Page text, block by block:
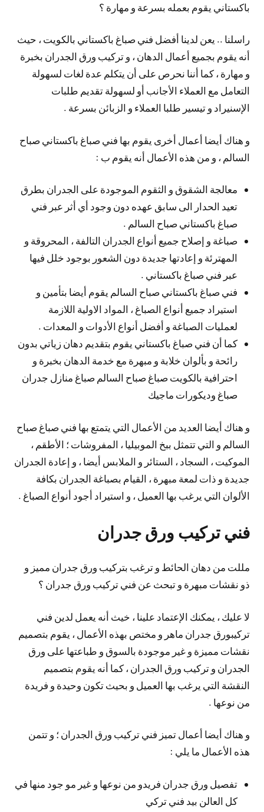
باكستاني يقوم بعمله بسرعة و مهارة ؟
راسلنا .. يعن لدينا أفضل فني صباغ باكستاني بالكويت ، حيث
أنه يقوم بجميع أعمال الدهان ، و تركيب ورق الجدران بخبرة
و مهارة ، كما أننا نحرص على أن يتكلم عدة لغات لسهولة
التعامل مع العملاء الأجانب أو لسهولة تقديم طلبات
الإسنيراد و تيسير طلبا العملاء و الزبائن بسرعة .
و هناك أيضا أعمال أخرى يقوم بها فني صباغ باكستاني صباح
السالم ، و من هذه الأعمال أنه يقوم ب :
معالجة الشقوق و الثقوم الموجودة على الجدران بطرق
تعيد الحدار الى سابق عهده دون وجود أي أثر عبر فني
صباغ باكستاني صباح السالم .
صباغة و إصلاح جميع أنواع الجدران التالفة ، المحروقة و
المهترئة و إعادتها جديدة دون الشعور بوجود خلل فيها
عبر فني صباغ باكستاني .
فني صباغ باكستاني صباح السالم يقوم أيضا بتأمين و
استيراد جميع أنواع الصباغ ، المواد الاولية اللازمة
لعمليات الصباغة و أفضل أنواع الأدوات و المعدات .
كما أن فني صباغ باكستاني يقوم بتقديم دهان زياتي بدون
رائحة و بألوان خلابة و مبهرة مع خدمة الدهان بخبرة و
احترافية بالكويت صباغ صباح السالم صباغ منازل جدران
صباغ وديكورات ماجيك
و هناك أيضا العديد من الأعمال التي يتمتع بها فني صباغ صباح
السالم و التي تتمثل ببخ الموبيليا ، المفروشات ؛ الأطقم ،
الموكيت ، السجاد ، الستائر و الملابس أيضا ، و إعادة الجدران
جديدة و ذات لمعة مبهرة ، القيام بصباغة الجدران بكافة
الألوان التي يرغب بها العميل ، و استيراد أجود أنواع الصباغ .
فني تركيب ورق جدران
مللت من دهان الحائط و ترغب بتركيب ورق جدران مميز و
ذو نقشات مبهرة و تبحث عن فني تركيب ورق جدران ؟
لا عليك ، يمكنك الإعتماد علينا ، خيث أنه يعمل لدين فني
تركيبورق جدران ماهر و مختص بهذه الأعمال ، يقوم بتصميم
نقشات مميزة و غير موجودة بالسوق و طباعتها على ورق
الجدران و تركيب ورق الجدران ، كما أنه يقوم بتصميم
النقشة التي يرغب بها العميل و بحيث تكون وحيدة و فريدة
من نوعها .
و هناك أيضا أعمال تميز فني تركيب ورق الجدران ؛ و تتمن
هذه الأعمال ما يلي :
تفصيل ورق جدران فريدو من نوعها و غير مو جود منها في
كل العالن بيد فني تركي